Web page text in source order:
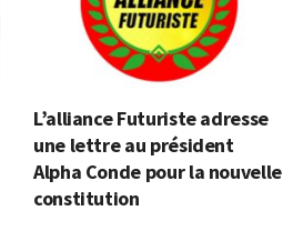
L’alliance Futuriste adresse
une lettre au président
Alpha Conde pour la nouvelle
constitution